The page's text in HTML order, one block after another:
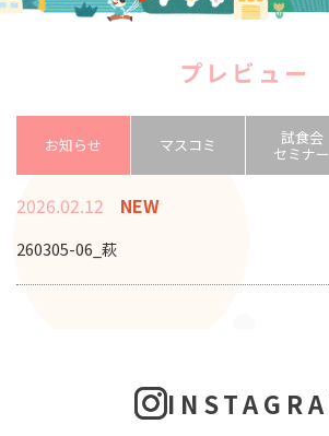
プレビュー
お知らせ マスコミ 試食会
セミナー
2026.02.12 NEW
260305-06_萩